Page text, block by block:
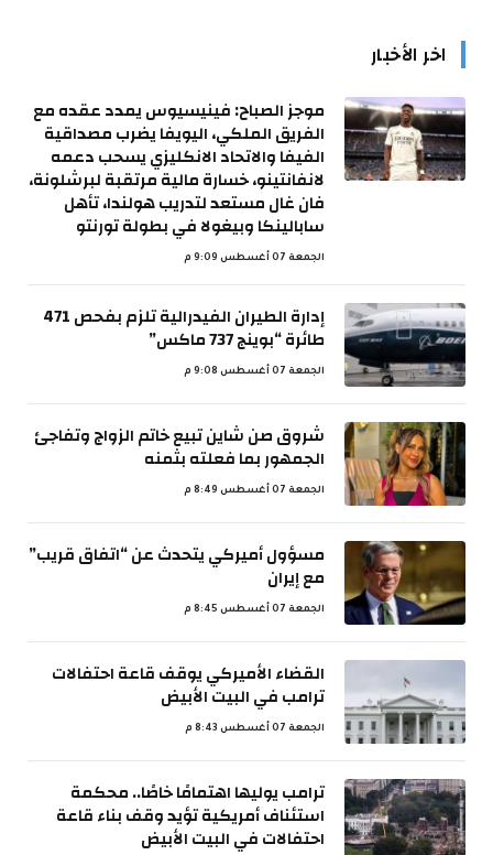
اخر الأخبار
موجز الصباح: فينيسيوس يمدد عقده مع
الفريق الملكي، اليويفا يضرب مصداقية
الفيفا والاتحاد الانكليزي يسحب دعمه
لانفانتينو، خسارة مالية مرتقبة لبرشلونة،
فان غال مستعد لتدريب هولندا، تأهل
سابالينكا وبيغولا في بطولة تورنتو
الجمعة 07 أغسطس 9:09 م
إدارة الطيران الفيدرالية تلزم بفحص 471
طائرة “بوينج 737 ماكس”
الجمعة 07 أغسطس 9:08 م
شروق صن شاين تبيع خاتم الزواج وتفاجئ
الجمهور بما فعلته بثمنه
الجمعة 07 أغسطس 8:49 م
مسؤول أميركي يتحدث عن “اتفاق قريب”
مع إيران
الجمعة 07 أغسطس 8:45 م
القضاء الأميركي يوقف قاعة احتفالات
ترامب في البيت الأبيض
الجمعة 07 أغسطس 8:43 م
ترامب يوليها اهتمامًا خاصًا.. محكمة
استئناف أمريكية تؤيد وقف بناء قاعة
احتفالات في البيت الأبيض